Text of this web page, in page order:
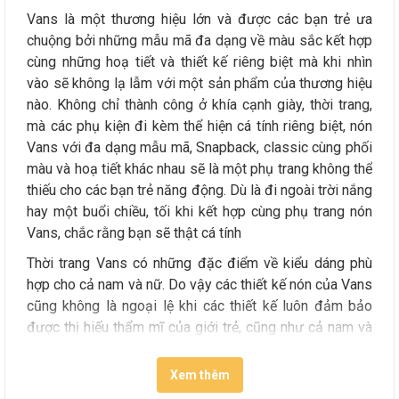
Vans là một thương hiệu lớn và được các bạn trẻ ưa
chuộng bởi những mẫu mã đa dạng về màu sắc kết hợp
cùng những hoạ tiết và thiết kế riêng biệt mà khi nhìn
vào sẽ không lạ lẫm với một sản phẩm của thương hiệu
nào. Không chỉ thành công ở khía cạnh giày, thời trang,
mà các phụ kiện đi kèm thể hiện cá tính riêng biệt, nón
Vans với đa dạng mẫu mã, Snapback, classic cùng phối
màu và hoạ tiết khác nhau sẽ là một phụ trang không thể
thiếu cho các bạn trẻ năng động. Dù là đi ngoài trời nắng
hay một buổi chiều, tối khi kết hợp cùng phụ trang nón
Vans, chắc rằng bạn sẽ thật cá tính
Thời trang Vans có những đặc điểm về kiểu dáng phù
hợp cho cả nam và nữ. Do vậy các thiết kế nón của Vans
cũng không là ngoại lệ khi các thiết kế luôn đảm bảo
được thị hiếu thẩm mĩ của giới trẻ, cũng như cả nam và
Những chiếc nón Vans có thiết kế khá đơn giản, kiểu
Xem thêm